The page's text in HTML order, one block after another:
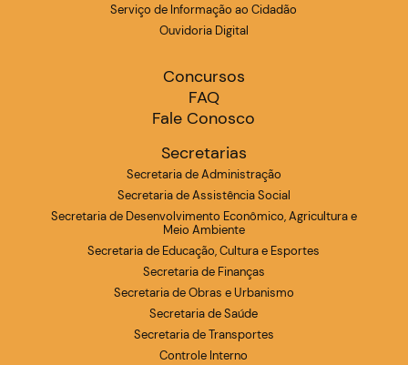
Serviço de Informação ao Cidadão
Ouvidoria Digital
Concursos
FAQ
Fale Conosco
Secretarias
Secretaria de Administração
Secretaria de Assistência Social
Secretaria de Desenvolvimento Econômico, Agricultura e
Meio Ambiente
Secretaria de Educação, Cultura e Esportes
Secretaria de Finanças
Secretaria de Obras e Urbanismo
Secretaria de Saúde
Secretaria de Transportes
Controle Interno